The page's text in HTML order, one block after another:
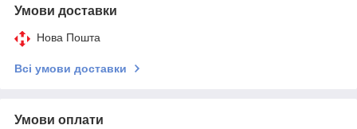
Умови доставки
Нова Пошта
Всі умови доставки
Умови оплати